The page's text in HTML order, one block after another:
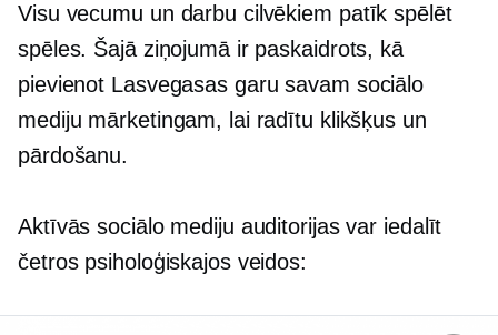
Visu vecumu un darbu cilvēkiem patīk spēlēt
spēles. Šajā ziņojumā ir paskaidrots, kā
pievienot Lasvegasas garu savam sociālo
mediju mārketingam, lai radītu klikšķus un
pārdošanu.
Aktīvās sociālo mediju auditorijas var iedalīt
četros psiholoģiskajos veidos: